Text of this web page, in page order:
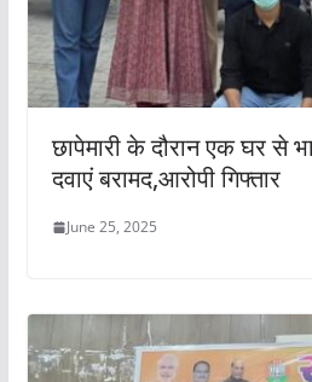
छापेमारी के दौरान एक घर से
दवाएं बरामद,आरोपी गिफ्तार
June 25, 2025